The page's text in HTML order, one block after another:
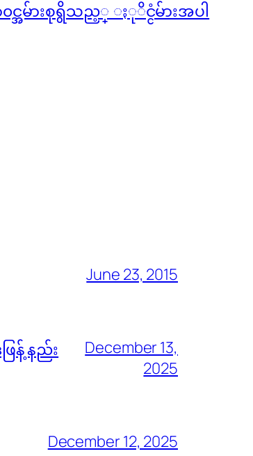
င္အမ်ားစုရွိသည့္ ႏုိင္ငံမ်ားအပါ
June 23, 2015
န့် နည်း
December 13,
2025
December 12, 2025